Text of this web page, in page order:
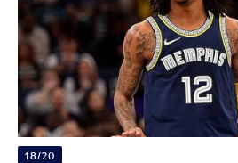
18/20